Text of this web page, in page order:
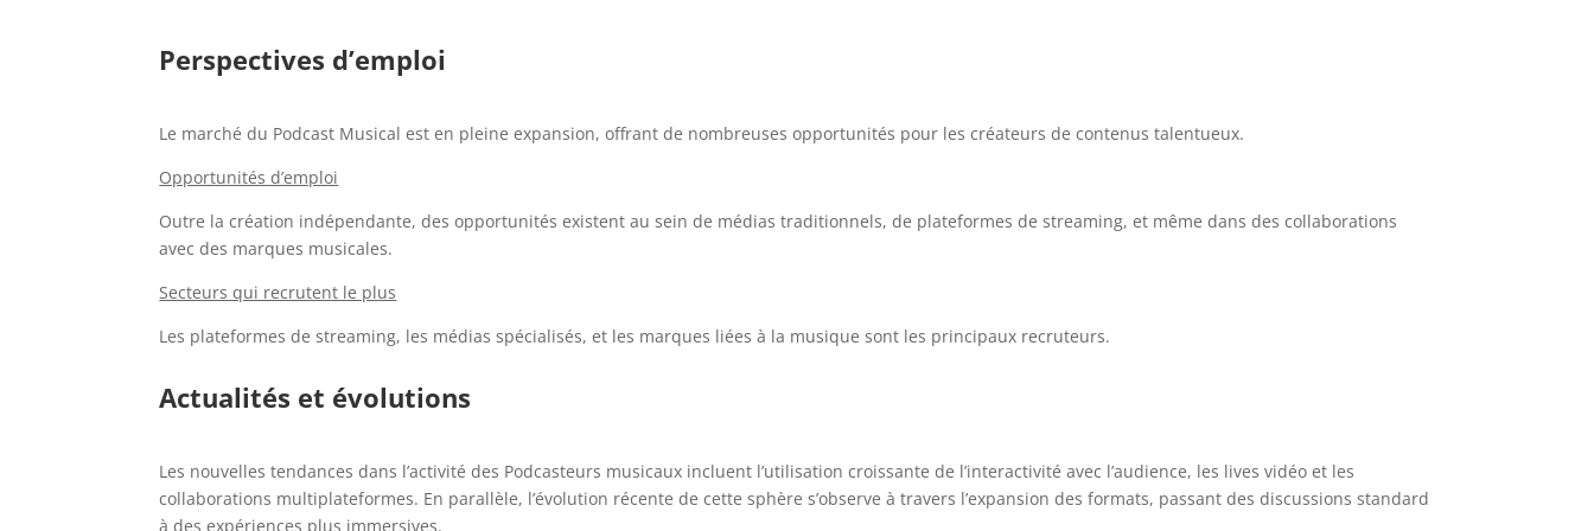
Perspectives d’emploi
Le marché du Podcast Musical est en pleine expansion, offrant de nombreuses opportunités pour les créateurs de contenus talentueux.
Opportunités d’emploi
Outre la création indépendante, des opportunités existent au sein de médias traditionnels, de plateformes de streaming, et même dans des collaborations
avec des marques musicales.
Secteurs qui recrutent le plus
Les plateformes de streaming, les médias spécialisés, et les marques liées à la musique sont les principaux recruteurs.
Actualités et évolutions
Les nouvelles tendances dans l’activité des Podcasteurs musicaux incluent l’utilisation croissante de l’interactivité avec l’audience, les lives vidéo et les
collaborations multiplateformes. En parallèle, l’évolution récente de cette sphère s’observe à travers l’expansion des formats, passant des discussions standard
à des expériences plus immersives.